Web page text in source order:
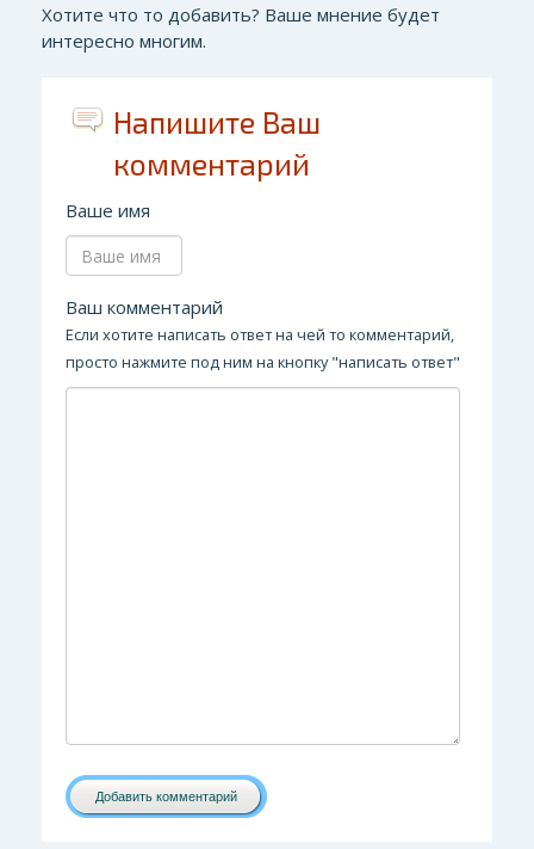
Хотите что то добавить? Ваше мнение будет
интересно многим.
Напишите Ваш
комментарий
Ваше имя
Ваш комментарий
Если хотите написать ответ на чей то комментарий,
просто нажмите под ним на кнопку "написать ответ"
Добавить комментарий